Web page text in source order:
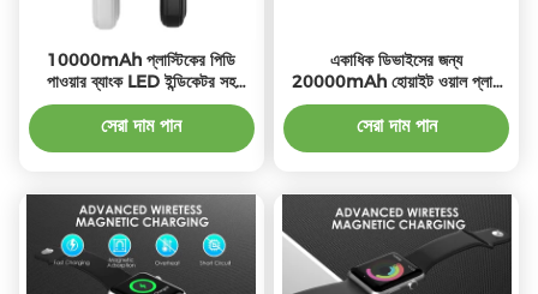
10000mAh প্লাস্টিকের পিডি
পাওয়ার ব্যাংক LED ইন্ডিকেটর সহ
ইউনিভার্সাল ফাস্ট চার্জ
সেরা দাম পান
একাধিক ডিভাইসের জন্য
20000mAh হোয়াইট ওয়াল প্লাগ
পাওয়ার ব্যাংক
সেরা দাম পান